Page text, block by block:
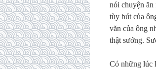
nói chuyện
tùy bút của
văn của ông
thật sướng.
Có những lúc